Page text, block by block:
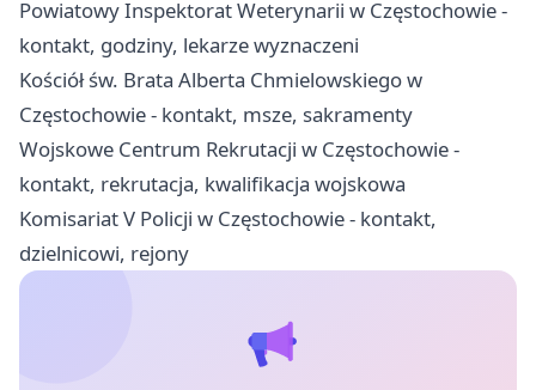
Powiatowy Inspektorat Weterynarii w Częstochowie -
kontakt, godziny, lekarze wyznaczeni
Kościół św. Brata Alberta Chmielowskiego w
Częstochowie - kontakt, msze, sakramenty
Wojskowe Centrum Rekrutacji w Częstochowie -
kontakt, rekrutacja, kwalifikacja wojskowa
Komisariat V Policji w Częstochowie - kontakt,
dzielnicowi, rejony